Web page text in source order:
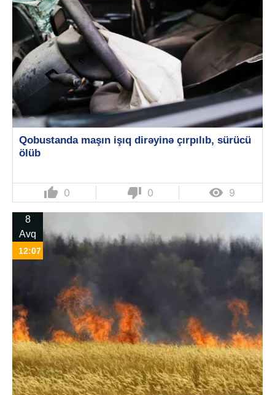
Qobustanda maşın işıq dirəyinə çırpılıb, sürücü
ölüb
thumb_up 0 thumb_down 0  9
8
Avq
12:07